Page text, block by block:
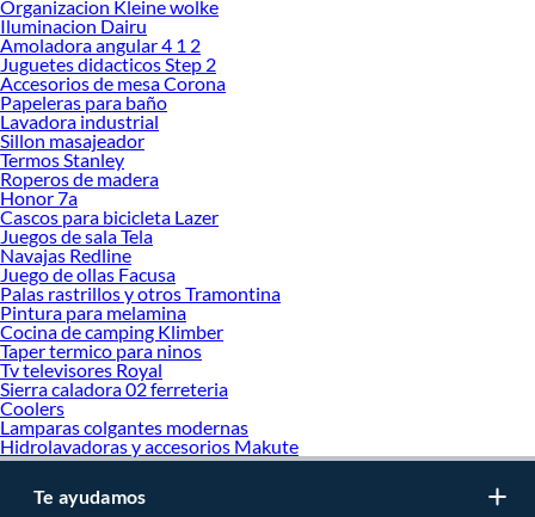
Organizacion Kleine wolke
Iluminacion Dairu
Amoladora angular 4 1 2
Juguetes didacticos Step 2
Accesorios de mesa Corona
Papeleras para baño
Lavadora industrial
Sillon masajeador
Termos Stanley
Roperos de madera
Honor 7a
Cascos para bicicleta Lazer
Juegos de sala Tela
Navajas Redline
Juego de ollas Facusa
Palas rastrillos y otros Tramontina
Pintura para melamina
Cocina de camping Klimber
Taper termico para ninos
Tv televisores Royal
Sierra caladora 02 ferreteria
Coolers
Lamparas colgantes modernas
Hidrolavadoras y accesorios Makute
Te ayudamos